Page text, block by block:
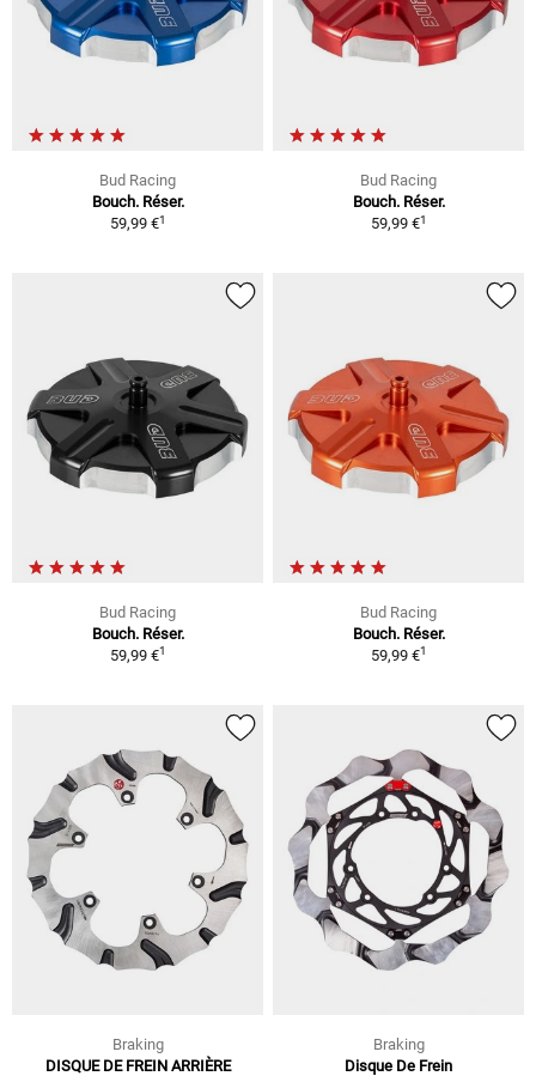
Bud Racing
Bouch. Réser.
59,99 €1
Bud Racing
Bouch. Réser.
59,99 €1
Bud Racing
Bouch. Réser.
59,99 €1
Bud Racing
Bouch. Réser.
59,99 €1
Braking
DISQUE DE FREIN ARRIÈRE
Braking
Disque De Frein